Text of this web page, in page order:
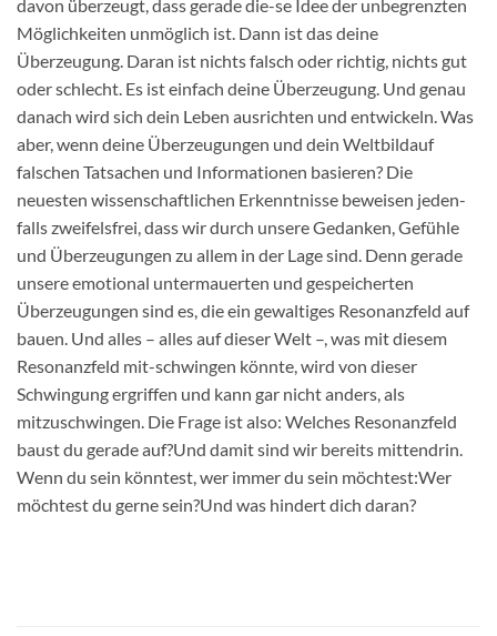
davon überzeugt, dass gerade die-se Idee der unbegrenzten
Möglichkeiten unmöglich ist. Dann ist das deine
Überzeugung. Daran ist nichts falsch oder richtig, nichts gut
oder schlecht. Es ist einfach deine Überzeugung. Und genau
danach wird sich dein Leben ausrichten und entwickeln. Was
aber, wenn deine Überzeugungen und dein Weltbildauf
falschen Tatsachen und Informationen basieren? Die
neuesten wissenschaftlichen Erkenntnisse beweisen jeden-
falls zweifelsfrei, dass wir durch unsere Gedanken, Gefühle
und Überzeugungen zu allem in der Lage sind. Denn gerade
unsere emotional untermauerten und gespeicherten
Überzeugungen sind es, die ein gewaltiges Resonanzfeld auf
bauen. Und alles – alles auf dieser Welt –, was mit diesem
Resonanzfeld mit-schwingen könnte, wird von dieser
Schwingung ergriffen und kann gar nicht anders, als
mitzuschwingen. Die Frage ist also: Welches Resonanzfeld
baust du gerade auf?Und damit sind wir bereits mittendrin.
Wenn du sein könntest, wer immer du sein möchtest:Wer
möchtest du gerne sein?Und was hindert dich daran?